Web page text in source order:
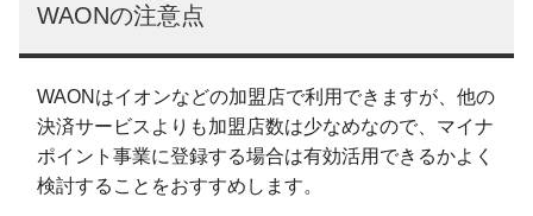
WAONの注意点
WAONはイオンなどの加盟店で利用できますが、他の
決済サービスよりも加盟店数は少なめなので、マイナ
ポイント事業に登録する場合は有効活用できるかよく
検討することをおすすめします。